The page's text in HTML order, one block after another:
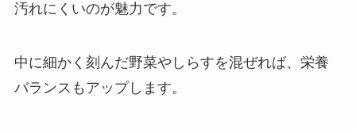
汚れにくいのが魅力です。
中に細かく刻んだ野菜やしらすを混ぜれば、栄養
バランスもアップします。